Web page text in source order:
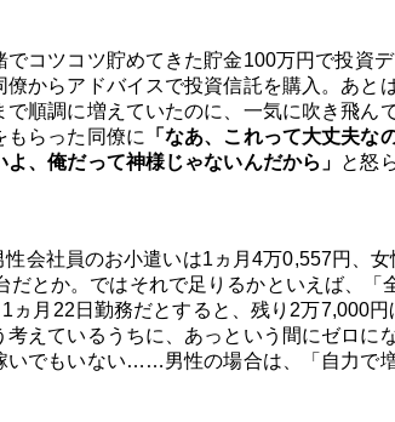
コツコツ貯めてきた貯金100万円で投資
からアドバイスで投資信託を購入。あと
順調に増えていたのに、一気に吹き飛ん
もらった同僚に
「なあ、これって大丈夫な
よ、俺だって神様じゃないんだから」 と怒
会社員のお小遣いは1ヵ月4万0,557円、女
とか。ではそれで足りるかといえば、「
ヵ月22日勤務だとすると、残り2万7,000円
えているうちに、あっという間にゼロに
いでもいない……男性の場合は、「自力で